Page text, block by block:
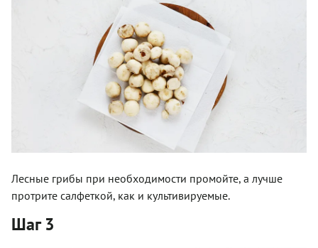
Лесные грибы при необходимости промойте, а лучше
протрите салфеткой, как и культивируемые.
Шаг 3